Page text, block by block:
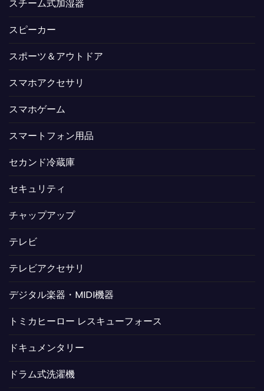
スチーム式加湿器
スピーカー
スポーツ＆アウトドア
スマホアクセサリ
スマホゲーム
スマートフォン用品
セカンド冷蔵庫
セキュリティ
チャップアップ
テレビ
テレビアクセサリ
デジタル楽器・MIDI機器
トミカヒーロー レスキューフォース
ドキュメンタリー
ドラム式洗濯機